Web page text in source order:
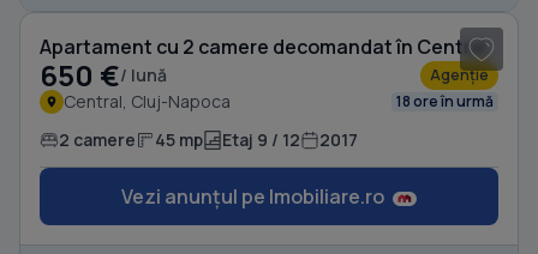
Apartament cu 2 camere decomandat în Central
650 €/ lună Agenție
Central, Cluj-Napoca 18 ore în urmă
2 camere 45 mp Etaj 9 / 12 2017
Vezi anunțul pe Imobiliare.ro